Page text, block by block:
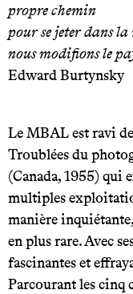
propre chemin
pour se jeter dans la
nous modifions le
Edward Burtynsky
Le MBAL est ravi
Troublées du
(Canada, 1955) qui
multiples
manière
en plus rare. Avec
fascinantes et
Parcourant les cinq